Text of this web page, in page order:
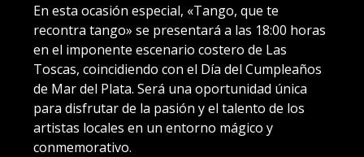
En esta ocasión especial, «Tango, que te
recontra tango» se presentará a las 18:00 horas
en el imponente escenario costero de Las
Toscas, coincidiendo con el Día del Cumpleaños
de Mar del Plata. Será una oportunidad única
para disfrutar de la pasión y el talento de los
artistas locales en un entorno mágico y
conmemorativo.